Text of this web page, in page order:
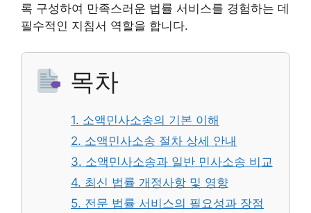
록 구성하여 만족스러운 법률 서비스를 경험하는 데
필수적인 지침서 역할을 합니다.
목차
1. 소액민사소송의 기본 이해
2. 소액민사소송 절차 상세 안내
3. 소액민사소송과 일반 민사소송 비교
4. 최신 법률 개정사항 및 영향
5. 전문 법률 서비스의 필요성과 장점